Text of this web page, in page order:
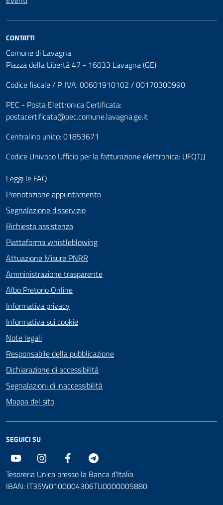
CONTATTI
Comune di Lavagna
Piazza della Libertà 47 - 16033 Lavagna (GE)
Codice fiscale / P. IVA: 00601910102 / 00170300990
PEC - Posta Elettronica Certificata:
postacertificata@pec.comune.lavagna.ge.it
Centralino unico: 01853671
Codice Univoco Ufficio per la fatturazione elettronica: UFQTJJ
Leggi le FAQ
Prenotazione appuntamento
Segnalazione disservizio
Richiesta assistenza
Piattaforma whistleblowing
Attuazione Misure PNRR
Amministrazione trasparente
Albo Pretorio Online
Informativa privacy
Informativa sui cookie
Note legali
Responsabile della pubblicazione
Dichiarazione di accessibilità
Segnalazioni di inaccessibilità
Mappa del sito
SEGUICI SU
Youtube Instagram Facebook
Tesoreria Unica presso la Banca d'Italia
IBAN: IT35W0100004306TU0000005880